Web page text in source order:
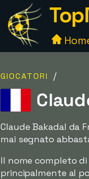
GIOCATORI /
Claude Bakadal da
mai segnato
Il nome completo di
principalmente al